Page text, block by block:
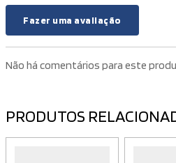
Fazer uma avaliação
Não há comentários para este
PRODUTOS